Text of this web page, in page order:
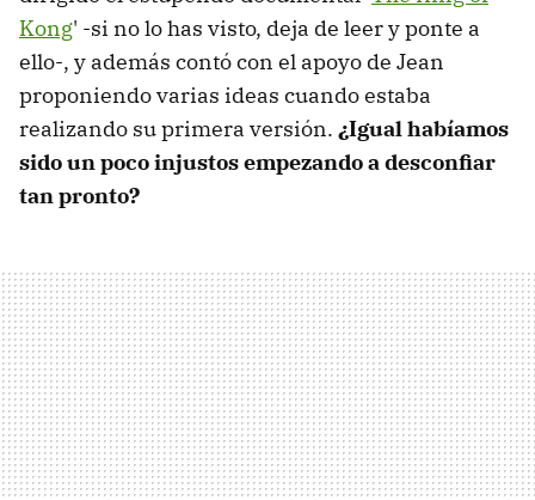
Kong' -si no lo has visto, deja de leer y ponte a
ello-, y además contó con el apoyo de Jean
proponiendo varias ideas cuando estaba
realizando su primera versión. ¿Igual habíamos
sido un poco injustos empezando a desconfiar
tan pronto?